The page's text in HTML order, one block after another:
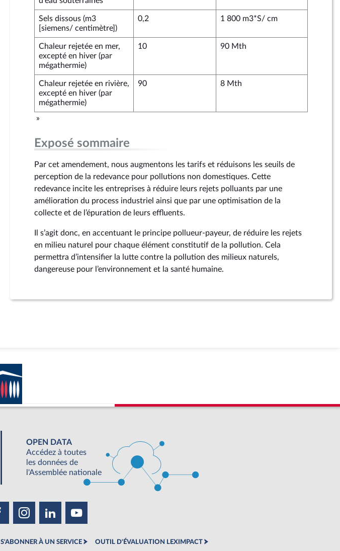
Sels dissous (m3
[siemens/ centimètre])
0,2 1 800 m3*S/ cm
Chaleur rejetée en mer,
excepté en hiver (par
mégathermie)
10 90 Mth
Chaleur rejetée en rivière,
excepté en hiver (par
mégathermie)
90 8 Mth
»
Exposé sommaire
Par cet amendement, nous augmentons les tarifs et réduisons les seuils de
perception de la redevance pour pollutions non domestiques. Cette
redevance incite les entreprises à réduire leurs rejets polluants par une
amélioration du process industriel ainsi que par une optimisation de la
collecte et de l’épuration de leurs effluents.
Il s’agit donc, en accentuant le principe pollueur-payeur, de réduire les rejets
en milieu naturel pour chaque élément constitutif de la pollution. Cela
permettra d’intensifier la lutte contre la pollution des milieux naturels,
dangereuse pour l’environnement et la santé humaine.
OPEN DATA
Accédez à toutes
les données de
l'Assemblée nationale
S'ABONNER À UN SERVICE OUTIL D'ÉVALUATION LEXIMPACT